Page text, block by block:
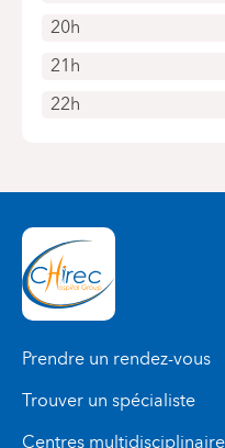
20h
21h
22h
Prendre un rendez-vous
Trouver un spécialiste
Centres